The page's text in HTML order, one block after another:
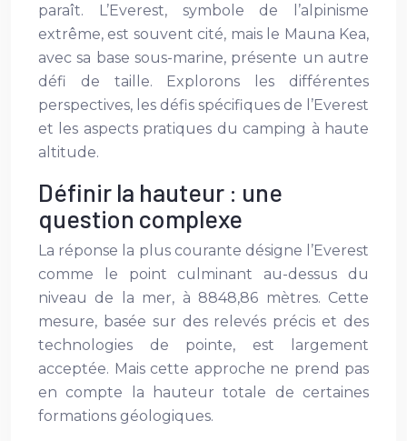
paraît. L’Everest, symbole de l’alpinisme
extrême, est souvent cité, mais le Mauna Kea,
avec sa base sous-marine, présente un autre
défi de taille. Explorons les différentes
perspectives, les défis spécifiques de l’Everest
et les aspects pratiques du camping à haute
altitude.
Définir la hauteur : une
question complexe
La réponse la plus courante désigne l’Everest
comme le point culminant au-dessus du
niveau de la mer, à 8848,86 mètres. Cette
mesure, basée sur des relevés précis et des
technologies de pointe, est largement
acceptée. Mais cette approche ne prend pas
en compte la hauteur totale de certaines
formations géologiques.